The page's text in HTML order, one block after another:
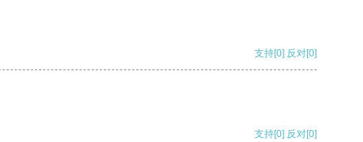
支持[0] 反对[0]
支持[0] 反对[0]